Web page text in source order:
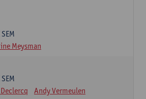
Meysman
Andy Vermeulen